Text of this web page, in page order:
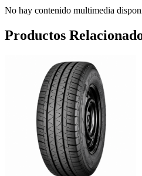
No hay contenido multimedia
Productos